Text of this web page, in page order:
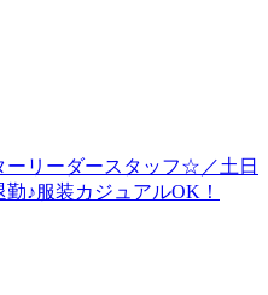
ーリーダースタッフ☆／土日
♪服装カジュアルOK！